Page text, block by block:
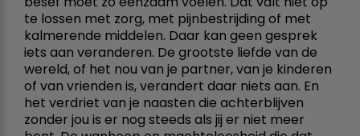
te lossen met zorg, met pijnbestrijding of met
kalmerende middelen. Daar kan geen gesprek
iets aan veranderen. De grootste liefde van de
wereld, of het nou van je partner, van je kinderen
of van vrienden is, verandert daar niets aan. En
het verdriet van je naasten die achterblijven
zonder jou is er nog steeds als jij er niet meer